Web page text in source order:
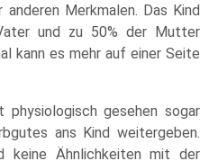
anderen Merkmalen. Das Kind
und zu 50% der Mutter
kann es mehr auf einer Seite
physiologisch gesehen sogar
ans Kind weitergeben.
keine Ähnlichkeiten mit der